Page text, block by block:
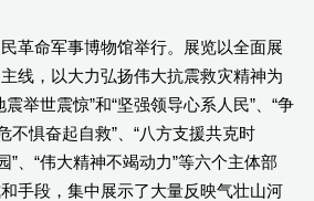
命军事博物馆举行。展览以全面展
线，以大力弘扬伟大抗震救灾精神为
举世震惊”和“坚强领导心系人民”、“争
不惧奋起自救”、“八方支援共克时
”、“伟大精神不竭动力”等六个主体部
手段，集中展示了大量反映气壮山河